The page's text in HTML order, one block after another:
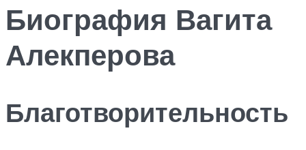
Биография Вагита
Алекперова
Благотворительность